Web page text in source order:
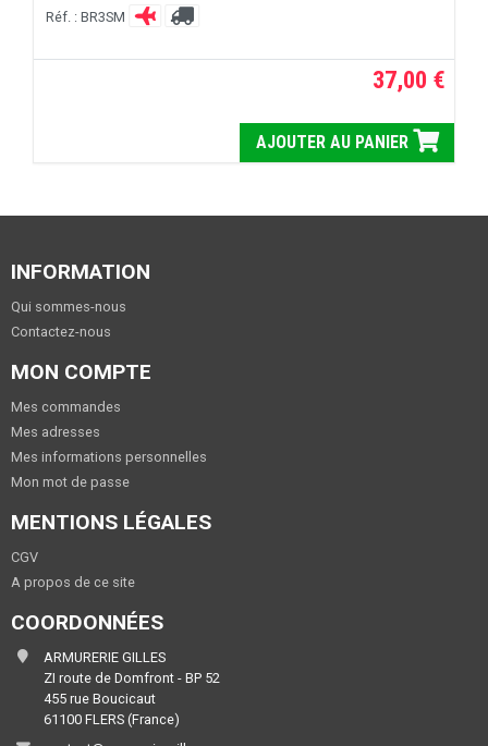
Réf. : BR3SM
37,00 €
AJOUTER AU PANIER
INFORMATION
Qui sommes-nous
Contactez-nous
MON COMPTE
Mes commandes
Mes adresses
Mes informations personnelles
Mon mot de passe
MENTIONS LÉGALES
CGV
A propos de ce site
COORDONNÉES
ARMURERIE GILLES
ZI route de Domfront - BP 52
455 rue Boucicaut
61100 FLERS (France)